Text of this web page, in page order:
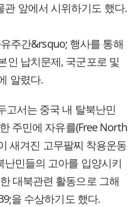
앞에서 시위하기도 했다.
주간&rsquo; 행사를 통해
인 납치문제, 국군포로 및
알렸다.
고서는 중국 내 탈북난민
주민에 자유를(Free North
새겨진 고무팔찌 착용운동
난민들의 고아를 입양시키
대북관련 활동으로 그해
을 수상하기도 했다.